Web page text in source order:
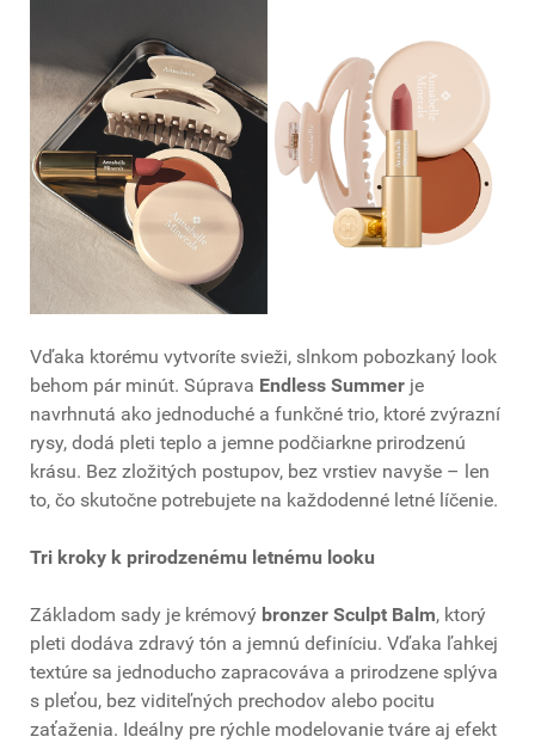
Vďaka ktorému vytvoríte svieži, slnkom pobozkaný look
behom pár minút. Súprava Endless Summer je
navrhnutá ako jednoduché a funkčné trio, ktoré zvýrazní
rysy, dodá pleti teplo a jemne podčiarkne prirodzenú
krásu. Bez zložitých postupov, bez vrstiev navyše – len
to, čo skutočne potrebujete na každodenné letné líčenie.
Tri kroky k prirodzenému letnému looku
Základom sady je krémový bronzer Sculpt Balm, ktorý
pleti dodáva zdravý tón a jemnú definíciu. Vďaka ľahkej
textúre sa jednoducho zapracováva a prirodzene splýva
s pleťou, bez viditeľných prechodov alebo pocitu
zaťaženia. Ideálny pre rýchle modelovanie tváre aj efekt